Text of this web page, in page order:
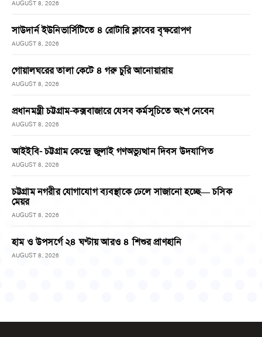
AUGUST 8, 2026
সাউদার্ন ইউনিভার্সিটিতে ৪ রোটারি ক্লাবের বৃক্ষরোপণ
AUGUST 8, 2026
গোয়ালঘরের তালা কেটে ৪ গরু চুরি আনোয়ারায়
AUGUST 8, 2026
প্রধানমন্ত্রী চট্টগ্রাম-কক্সবাজারে যেসব কর্মসূচিতে অংশ নেবেন
AUGUST 8, 2026
আইইবি- চট্টগ্রাম কেন্দ্রে জুলাই গণঅভ্যুত্থান দিবস উদযাপিত
AUGUST 8, 2026
চট্টগ্রাম নগরীর যোগাযোগ ব্যবস্থাকে ঢেলে সাজানো হচ্ছে— চসিক
মেয়র
AUGUST 8, 2026
হাম ও উপসর্গে ২৪ ঘণ্টায় আরও ৪ শিশুর প্রাণহানি
AUGUST 8, 2026